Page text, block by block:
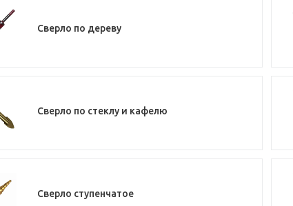
Сверло по дереву
Сверло по стеклу и кафелю
Сверло ступенчатое